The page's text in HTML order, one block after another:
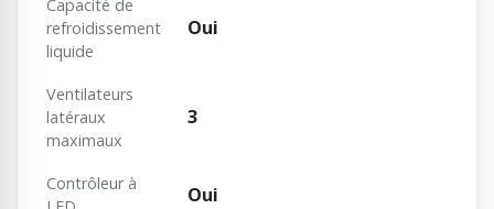
Capacité de
refroidissement
liquide
Oui
Ventilateurs
latéraux
maximaux
3
Contrôleur à
Oui